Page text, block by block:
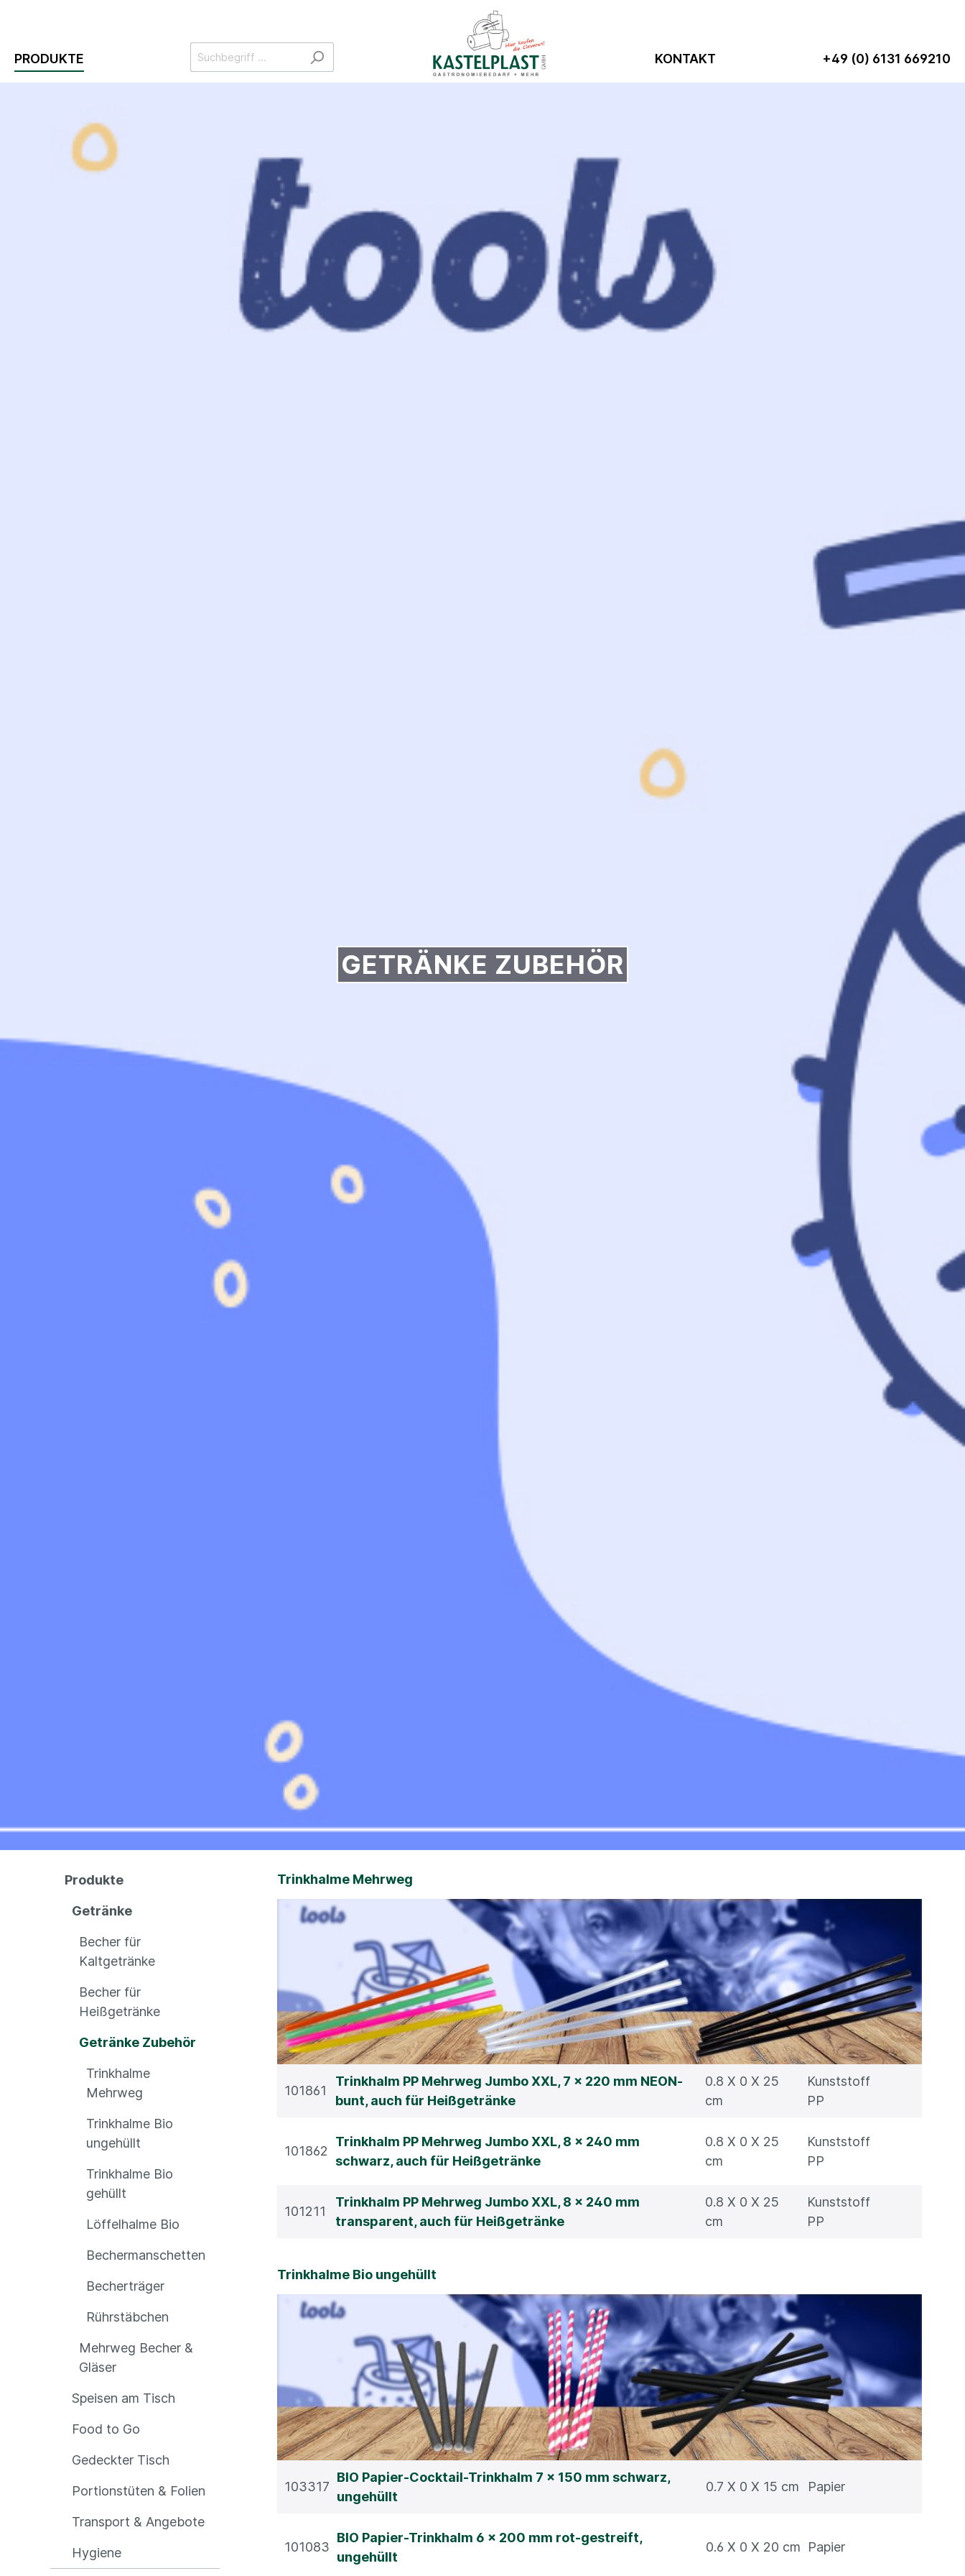
PRODUKTE KONTAKT +49 (0) 6131 669210
Schalen & Bowl
Food to Go
Menü
Verpackungen
Salate, Saucen &
Suppen
Verpackungsbecher
& Feinkost
Hamburger &
Servietten
Tischbelag
DUNI Table Top
Tortenspitzen
Feuer & Licht
Erfrischungstücher
Portionstüten
& Folien
Tüten & Beutel
aus Papier
Tüten & Beutel
aus Kunststoff
Frischpack &
fettdichte
Transportkisten &
-hauben
Bürobedarf
Weihnachtsartikel
GETRÄNKE ZUBEHÖR
Produkte
Getränke
Becher für
Kaltgetränke
Becher für
Heißgetränke
Getränke Zubehör
Trinkhalme
Mehrweg
Trinkhalme Bio
ungehüllt
Trinkhalme Bio
gehüllt
Löffelhalme Bio
Bechermanschetten
Becherträger
Rührstäbchen
Mehrweg Becher &
Gläser
Speisen am Tisch
Food to Go
Gedeckter Tisch
Portionstüten & Folien
Transport & Angebote
Hygiene
Trinkhalme Mehrweg
101861
Trinkhalm PP Mehrweg Jumbo XXL, 7 x 220 mm NEON-
bunt, auch für Heißgetränke
0.8 X 0 X 25
cm
Kunststoff
PP
101862
Trinkhalm PP Mehrweg Jumbo XXL, 8 x 240 mm
schwarz, auch für Heißgetränke
0.8 X 0 X 25
cm
Kunststoff
PP
101211
Trinkhalm PP Mehrweg Jumbo XXL, 8 x 240 mm
transparent, auch für Heißgetränke
0.8 X 0 X 25
cm
Kunststoff
PP
Trinkhalme Bio ungehüllt
103317
BIO Papier-Cocktail-Trinkhalm 7 x 150 mm schwarz,
ungehüllt
0.7 X 0 X 15 cm Papier
101083
BIO Papier-Trinkhalm 6 x 200 mm rot-gestreift,
ungehüllt
0.6 X 0 X 20 cm Papier